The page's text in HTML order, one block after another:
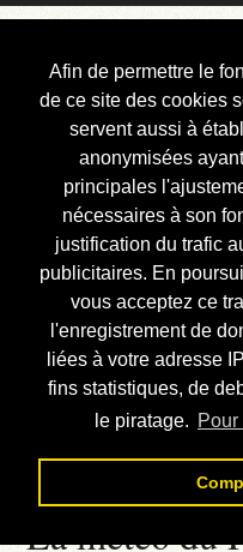
Afin de permettre le
de ce site des cookies
servent aussi à
anonymisées
principales
nécessaires à son
justification du trafic
publicitaires. En
vous acceptez ce
l'enregistrement de
liées à votre adresse
fins statistiques, de
le piratage.
Courbis, «
Blog Officiel
Bienvenue
Réalisations
Divers (et d’été)
Annonces
Liens externes
Téléchargement
Contact
La météo du